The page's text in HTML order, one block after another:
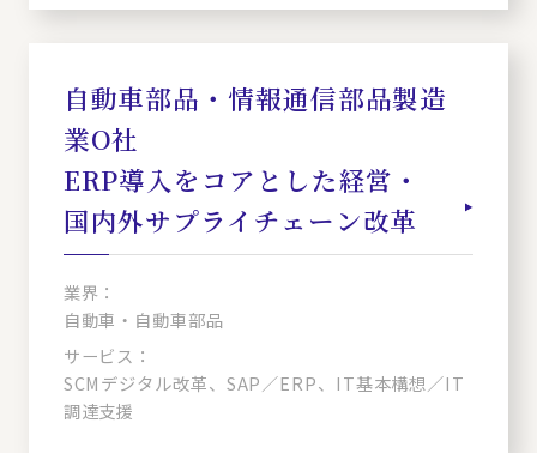
自動車部品・情報通信部品製造
業O社
ERP導入をコアとした経営・
国内外サプライチェーン改革
業界：
自動車・自動車部品
サービス：
SCMデジタル改革、SAP／ERP、IT基本構想／IT
調達支援